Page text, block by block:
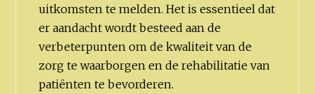
uitkomsten te melden. Het is essentieel dat
er aandacht wordt besteed aan de
verbeterpunten om de kwaliteit van de
zorg te waarborgen en de rehabilitatie van
patiënten te bevorderen.